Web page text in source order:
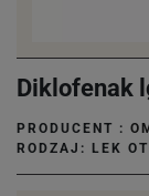
Diklofenak
PRODUCENT :
RODZAJ: LEK